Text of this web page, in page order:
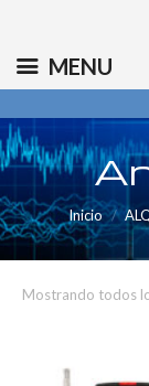
Inicio
Mostrando todos
MENU